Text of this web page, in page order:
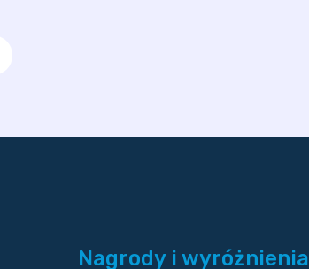
Nagrody i wyróżnienia